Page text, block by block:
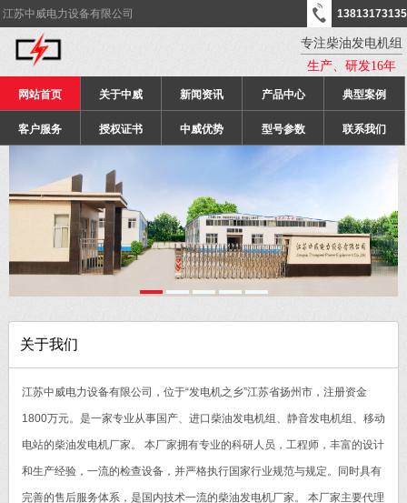
江苏中威电力设备有限公司 13813173135
专注柴油发电机组
生产、研发16年
网站首页 关于中威 新闻资讯 产品中心 典型案例
客户服务 授权证书 中威优势 型号参数 联系我们
关于我们
江苏中威电力设备有限公司，位于“发电机之乡”江苏省扬州市，注册资金
1800万元。是一家专业从事国产、进口柴油发电机组、静音发电机组、移动
电站的柴油发电机厂家。 本厂家拥有专业的科研人员，工程师，丰富的设计
和生产经验，一流的检查设备，并严格执行国家行业规范与规定。同时具有
完善的售后服务体系，是国内技术一流的柴油发电机厂家。 本厂家主要代理